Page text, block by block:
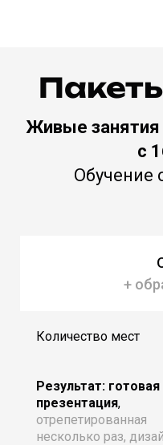
Живые з
с
Обучение
+
Количество мест
Результат: готовая
презентация,
отрепетированная
несколько раз,